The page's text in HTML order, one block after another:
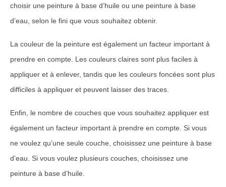
choisir une peinture à base d’huile ou une peinture à base
d’eau, selon le fini que vous souhaitez obtenir.
La couleur de la peinture est également un facteur important à
prendre en compte. Les couleurs claires sont plus faciles à
appliquer et à enlever, tandis que les couleurs foncées sont plus
difficiles à appliquer et peuvent laisser des traces.
Enfin, le nombre de couches que vous souhaitez appliquer est
également un facteur important à prendre en compte. Si vous
ne voulez qu’une seule couche, choisissez une peinture à base
d’eau. Si vous voulez plusieurs couches, choisissez une
peinture à base d’huile.